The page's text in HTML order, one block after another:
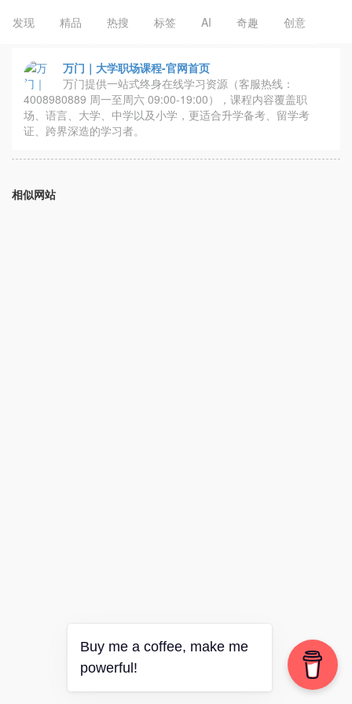
发现 精品 热搜 标签 AI 奇趣 创意
万门｜大学职场课程-官网首页
万门提供一站式终身在线学习资源（客服热线：
4008980889 周一至周六 09:00-19:00），课程内容覆盖职
场、语言、大学、中学以及小学，更适合升学备考、留学考
证、跨界深造的学习者。
相似网站
Buy me a coffee, make me
powerful!